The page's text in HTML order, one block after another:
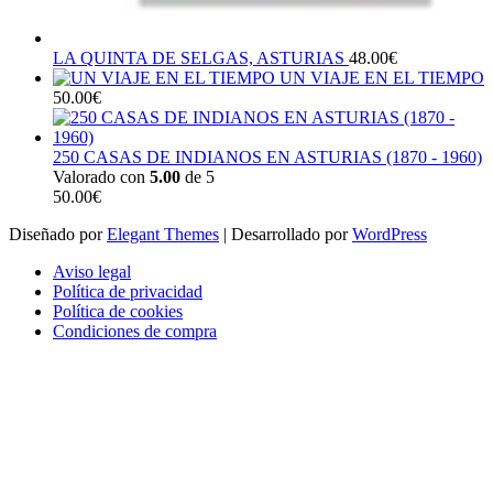
LA QUINTA DE SELGAS, ASTURIAS 48.00€
UN VIAJE EN EL TIEMPO
50.00€
250 CASAS DE INDIANOS EN ASTURIAS (1870 - 1960)
Valorado con 5.00 de 5
50.00€
Diseñado porElegant Themes | Desarrollado porWordPress
Aviso legal
Política de privacidad
Política de cookies
Condiciones de compra